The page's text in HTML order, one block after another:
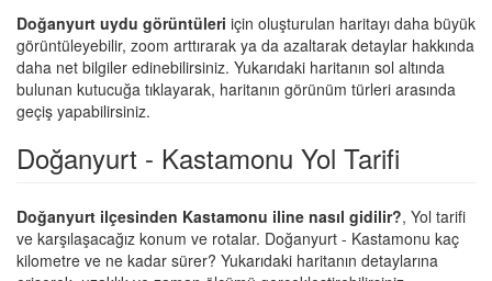
Doğanyurt uydu görüntüleri için oluşturulan haritayı daha büyük
görüntüleyebilir, zoom arttırarak ya da azaltarak detaylar hakkında
daha net bilgiler edinebilirsiniz. Yukarıdaki haritanın sol altında
bulunan kutucuğa tıklayarak, haritanın görünüm türleri arasında
geçiş yapabilirsiniz.
Doğanyurt - Kastamonu Yol Tarifi
Doğanyurt ilçesinden Kastamonu iline nasıl gidilir?, Yol tarifi
ve karşılaşacağız konum ve rotalar. Doğanyurt - Kastamonu kaç
kilometre ve ne kadar sürer? Yukarıdaki haritanın detaylarına